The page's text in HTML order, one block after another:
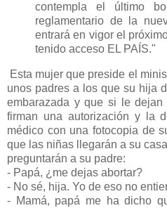
contempla el último
reglamentario de la
entrará en vigor el
tenido acceso EL PAÍS."
Esta mujer que preside el
unos padres a los que su hija
embarazada y que si le
firman una autorización y la
médico con una fotocopia de
que las niñas llegarán a su
preguntarán a su padre:
- Papá, ¿me dejas abortar?
- No sé, hija. Yo de eso no
- Mamá, papá me ha dicho